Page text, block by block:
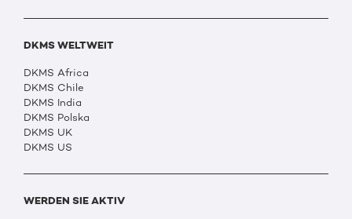
DKMS WELTWEIT
DKMS Africa
DKMS Chile
DKMS India
DKMS Polska
DKMS UK
DKMS US
WERDEN SIE AKTIV